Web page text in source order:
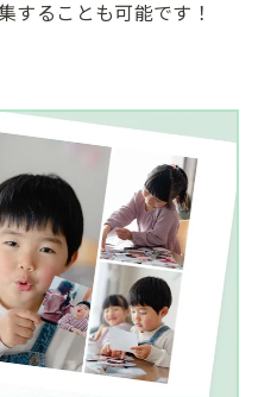
する​ことも​可能です！​